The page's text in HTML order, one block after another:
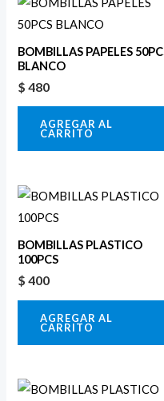
BOMBILLAS PAPELES
BLANCO
$ 480
AGREGAR AL
CARRITO
BOMBILLAS PLASTICO
100PCS
$ 400
AGREGAR AL
CARRITO